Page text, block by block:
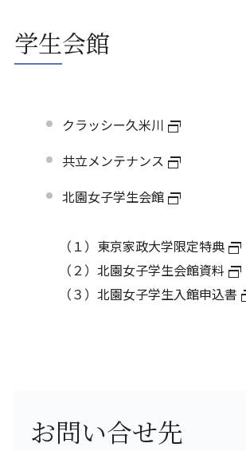
学生会館
クラッシー久米川
共立メンテナンス
北園女子学生会館
（１） 東京家政大学限定特典
（２） 北園女子学生会館資料
（３） 北園女子学生入館申込書
お問い合せ先